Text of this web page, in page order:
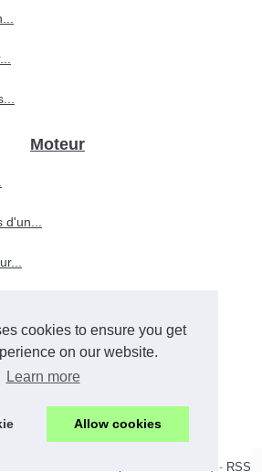
cookies to ensure you get
on our website.
Learn more
Allow cookies
Moteur
d'un...
- RSS